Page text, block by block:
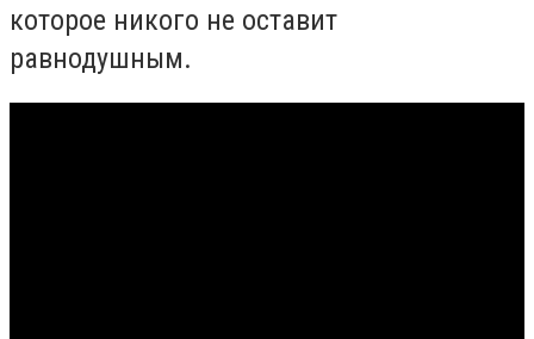
которое никого не оставит
равнодушным.